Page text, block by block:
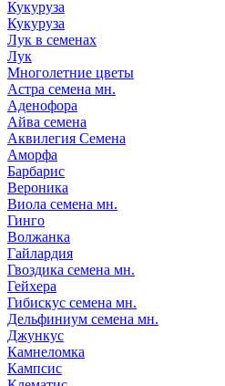
Кукуруза
Кукуруза
Лук в семенах
Лук
Многолетние цветы
Астра семена мн.
Аденофора
Айва семена
Аквилегия Семена
Аморфа
Барбарис
Вероника
Виола семена мн.
Гинго
Волжанка
Гайлардия
Гвоздика семена мн.
Гейхера
Гибискус семена мн.
Дельфиниум семена мн.
Джункус
Камнеломка
Кампсис